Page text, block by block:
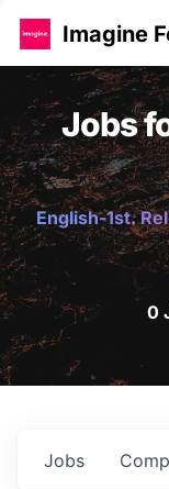
Imagine
Jobs
English-1st.
0
Jobs